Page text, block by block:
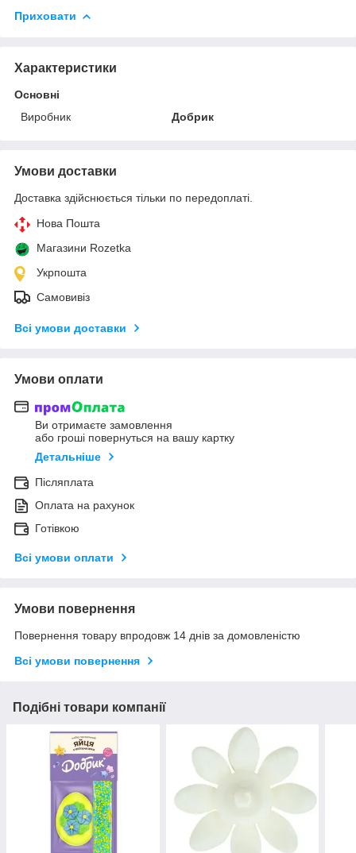
Приховати
Характеристики
Основні
Виробник
Добрик
Умови доставки
Доставка здійснюється тільки по передоплаті.
Нова Пошта
Магазини Rozetka
Укрпошта
Самовивіз
Всі умови доставки
Умови оплати
Ви отримаєте замовлення
або гроші повернуться на вашу картку
Детальніше
Післяплата
Оплата на рахунок
Готівкою
Всі умови оплати
Умови повернення
Повернення товару впродовж 14 днів за домовленістю
Всі умови повернення
Подібні товари компанії